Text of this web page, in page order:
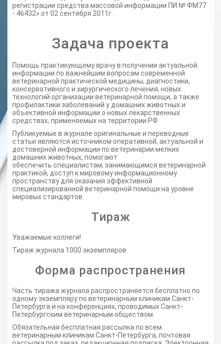
регистрации средства массовой информации ПИ № ФМ77
- 46432» от 02 сентября 2011г.
Задача проекта
Помощь практикующему врачу в получении актуальной
информации по важнейшим вопросам современной
ветеринарной практической медицины, диагностики,
консервативного и хирургического лечения, новых
технологий организации ветеринарной помощи, а также
профилактики заболеваний у домашних животных и
объективной информации о новых лекарственных
средствах, применяемых на территории РФ.
Публикуемые в журнале оригинальные и переводные
статьи являются источником оперативной, актуальной и
достоверной информации по ветеринарии мелких
домашних животных, помогают
обеспечить специалистам, занимающимся ветеринарной
практикой, доступ к мировому информационному
пространству для оказания эффективной
специализированной ветеринарной помощи на уровне
мировых стандартов.
Тираж
Уважаемые коллеги!
Тираж журнала 1000 экземпляров.
Форма распространения
Часть тиража журнала распространяется бесплатно по
одному экземпляру по ветеринарным клиникам Санкт-
Петербурга и на конференциях, проводимых Санкт-
Петербургским ветеринарным обществом.
Обязательная бесплатная рассылка по всем
ветеринарным клиникам Санкт-Петербурга, почтовая